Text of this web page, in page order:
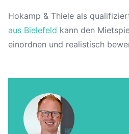
Hokamp & Thiele als
aus Bielefeld kann den
einordnen und realistisch